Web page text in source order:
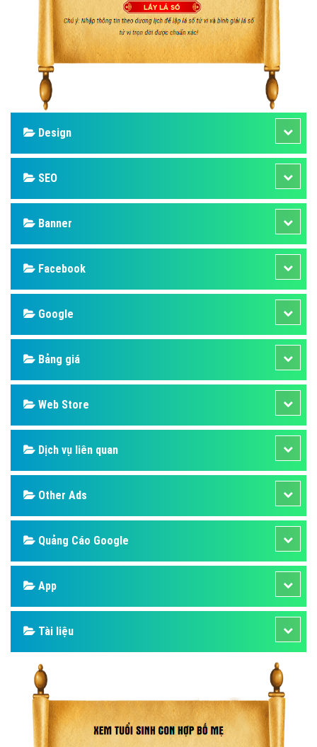
Design
SEO
Banner
Facebook
Google
Bảng giá
Web Store
Dịch vụ liên quan
Other Ads
Quảng Cáo Google
App
Tài liệu